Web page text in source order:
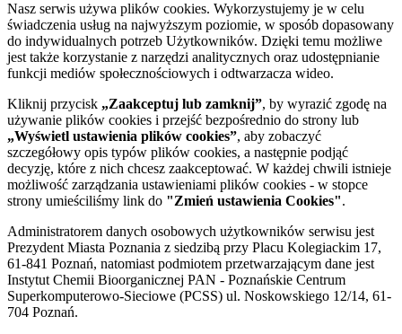
Nasz serwis używa plików cookies. Wykorzystujemy je w celu
świadczenia usług na najwyższym poziomie, w sposób dopasowany
do indywidualnych potrzeb Użytkowników. Dzięki temu możliwe
jest także korzystanie z narzędzi analitycznych oraz udostępnianie
funkcji mediów społecznościowych i odtwarzacza wideo.
Kliknij przycisk „Zaakceptuj lub zamknij”, by wyrazić zgodę na
używanie plików cookies i przejść bezpośrednio do strony lub
„Wyświetl ustawienia plików cookies”, aby zobaczyć
szczegółowy opis typów plików cookies, a następnie podjąć
decyzję, które z nich chcesz zaakceptować. W każdej chwili istnieje
możliwość zarządzania ustawieniami plików cookies - w stopce
strony umieściliśmy link do "Zmień ustawienia Cookies".
Administratorem danych osobowych użytkowników serwisu jest
Prezydent Miasta Poznania z siedzibą przy Placu Kolegiackim 17,
61-841 Poznań, natomiast podmiotem przetwarzającym dane jest
Instytut Chemii Bioorganicznej PAN - Poznańskie Centrum
Superkomputerowo-Sieciowe (PCSS) ul. Noskowskiego 12/14, 61-
704 Poznań.